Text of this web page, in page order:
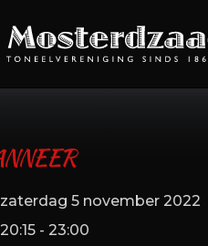
zaterdag 5 november 2022
20:15 - 23:00